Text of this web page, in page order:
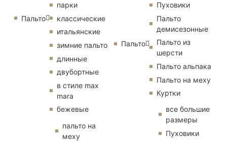
Пальто
парки
классические
итальянские
зимние пальто
длинные
двубортные
в стиле max
mara
бежевые
пальто на
меху
Пальто
Пуховики
Пальто
демисезонные
Пальто из
шерсти
Пальто альпака
Пальто на меху
Куртки
все большие
размеры
Пуховики